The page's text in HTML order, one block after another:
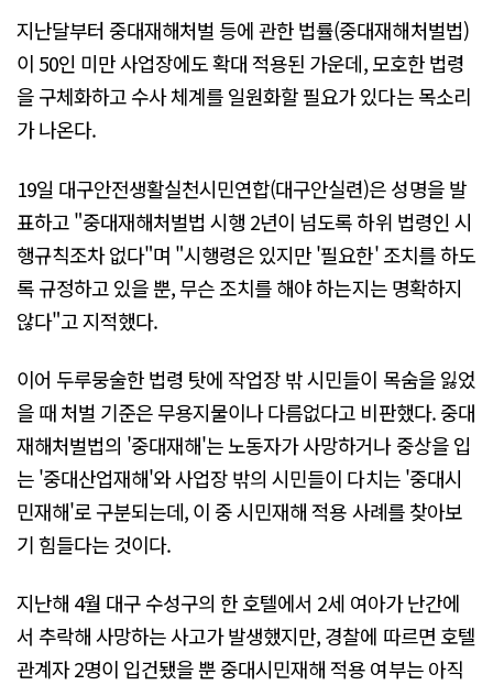
지난달부터 중대재해처벌 등에 관한 법률(중대재해처벌법)
이 50인 미만 사업장에도 확대 적용된 가운데, 모호한 법령
을 구체화하고 수사 체계를 일원화할 필요가 있다는 목소리
가 나온다.
19일 대구안전생활실천시민연합(대구안실련)은 성명을 발
표하고 "중대재해처벌법 시행 2년이 넘도록 하위 법령인 시
행규칙조차 없다"며 "시행령은 있지만 '필요한' 조치를 하도
록 규정하고 있을 뿐, 무슨 조치를 해야 하는지는 명확하지
않다"고 지적했다.
이어 두루뭉술한 법령 탓에 작업장 밖 시민들이 목숨을 잃었
을 때 처벌 기준은 무용지물이나 다름없다고 비판했다. 중대
재해처벌법의 '중대재해'는 노동자가 사망하거나 중상을 입
는 '중대산업재해'와 사업장 밖의 시민들이 다치는 '중대시
민재해'로 구분되는데, 이 중 시민재해 적용 사례를 찾아보
기 힘들다는 것이다.
지난해 4월 대구 수성구의 한 호텔에서 2세 여아가 난간에
서 추락해 사망하는 사고가 발생했지만, 경찰에 따르면 호텔
관계자 2명이 입건됐을 뿐 중대시민재해 적용 여부는 아직